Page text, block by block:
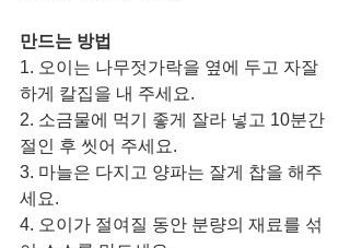
만드는 방법
1. 오이는 나무젓가락을 옆에 두고 자잘
하게 칼집을 내 주세요.
2. 소금물에 먹기 좋게 잘라 넣고 10분간
절인 후 씻어 주세요.
3. 마늘은 다지고 양파는 잘게 찹을 해주
세요.
4. 오이가 절여질 동안 분량의 재료를 섞